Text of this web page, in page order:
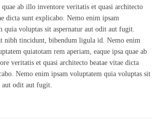
quae ab illo inventore veritatis et quasi architecto
dicta sunt explicabo. Nemo enim ipsam
quia voluptas sit aspernatur aut odit aut fugit.
nibh tincidunt, bibendum ligula id. Nemo enim
quiatotam rem aperiam, eaque ipsa quae ab
veritatis et quasi architecto beatae vitae dicta
Nemo enim ipsam voluptatem quia voluptas sit
aut odit aut fugit.